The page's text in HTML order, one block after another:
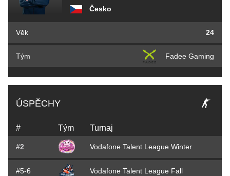
Česko
Věk 24
Tým Fadee Gaming
ÚSPĚCHY
# Tým Turnaj
#2 Vodafone Talent League Winter
#5-6 Vodafone Talent League Fall